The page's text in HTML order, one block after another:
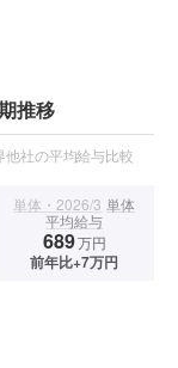
推移
社の平均給与比較
単体・2026/3 単体
平均給与
689万円
前年比+7万円